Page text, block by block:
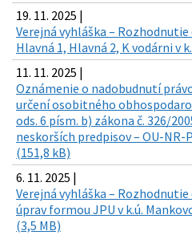
19. 11. 2025 |
Verejná vyhláška – Rozhodnutie
Hlavná 1, Hlavná 2, K vodárni v
11. 11. 2025 |
Oznámenie o nadobudnutí
určení osobitného
ods. 6 písm. b) zákona č. 326/
neskorších predpisov – OU-NR-
(151,8 kB)
6. 11. 2025 |
Verejná vyhláška –
úprav formou JPU v k.ú.
(3,5 MB)